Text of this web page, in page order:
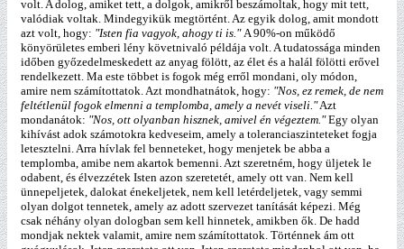
volt. A dolog, amiket tett, a dolgok, amikről beszámoltak, hogy mit tett,
valódiak voltak. Mindegyikük megtörtént. Az egyik dolog, amit mondott
azt volt, hogy: "Isten fia vagyok, ahogy ti is."A 90%-on működő
könyörületes emberi lény követnivaló példája volt. A tudatossága minden
időben győzedelmeskedett az anyag fölött, az élet és a halál fölötti erővel
rendelkezett. Ma este többet is fogok még erről mondani, oly módon,
amire nem számítottatok. Azt mondhatnátok, hogy: "Nos, ez remek, de nem
feltétlenül fogok elmenni a templomba, amely a nevét viseli."Azt
mondanátok: "Nos, ott olyanban hisznek, amivel én végeztem."Egy olyan
kihívást adok számotokra kedveseim, amely a toleranciaszinteteket fogja
letesztelni. Arra hívlak fel benneteket, hogy menjetek be abba a
templomba, amibe nem akartok bemenni. Azt szeretném, hogy üljetek le
odabent, és élvezzétek Isten azon szeretetét, amely ott van. Nem kell
ünnepeljetek, dalokat énekeljetek, nem kell letérdeljetek, vagy semmi
olyan dolgot tennetek, amely az adott szervezet tanítását képezi. Még
csak néhány olyan dologban sem kell hinnetek, amikben ők. De hadd
mondjak nektek valamit, amire nem számítottatok. Történnek ám ott